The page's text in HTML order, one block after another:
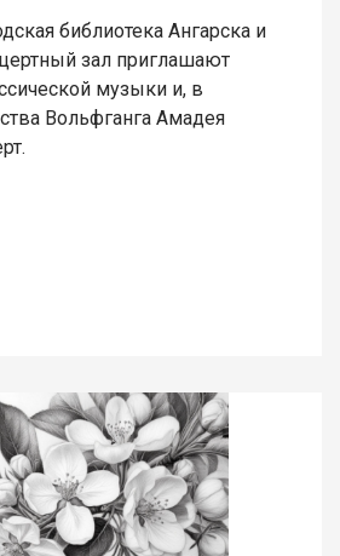
библиотека Ангарска и
зал приглашают
музыки и, в
Вольфганга Амадея